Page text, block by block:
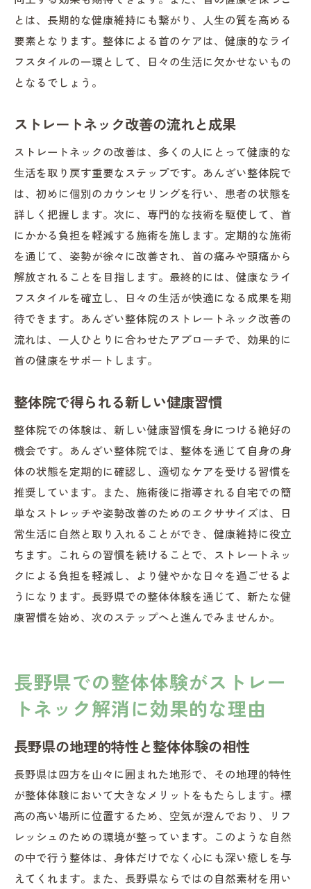
とは、長期的な健康維持にも繋がり、人生の質を高める
要素となります。整体による首のケアは、健康的なライ
フスタイルの一環として、日々の生活に欠かせないもの
となるでしょう。
ストレートネック改善の流れと成果
ストレートネックの改善は、多くの人にとって健康的な
生活を取り戻す重要なステップです。あんざい整体院で
は、初めに個別のカウンセリングを行い、患者の状態を
詳しく把握します。次に、専門的な技術を駆使して、首
にかかる負担を軽減する施術を施します。定期的な施術
を通じて、姿勢が徐々に改善され、首の痛みや頭痛から
解放されることを目指します。最終的には、健康なライ
フスタイルを確立し、日々の生活が快適になる成果を期
待できます。あんざい整体院のストレートネック改善の
流れは、一人ひとりに合わせたアプローチで、効果的に
首の健康をサポートします。
整体院で得られる新しい健康習慣
整体院での体験は、新しい健康習慣を身につける絶好の
機会です。あんざい整体院では、整体を通じて自身の身
体の状態を定期的に確認し、適切なケアを受ける習慣を
推奨しています。また、施術後に指導される自宅での簡
単なストレッチや姿勢改善のためのエクササイズは、日
常生活に自然と取り入れることができ、健康維持に役立
ちます。これらの習慣を続けることで、ストレートネッ
クによる負担を軽減し、より健やかな日々を過ごせるよ
うになります。長野県での整体体験を通じて、新たな健
康習慣を始め、次のステップへと進んでみませんか。
長野県での整体体験がストレー
トネック解消に効果的な理由
長野県の地理的特性と整体体験の相性
長野県は四方を山々に囲まれた地形で、その地理的特性
が整体体験において大きなメリットをもたらします。標
高の高い場所に位置するため、空気が澄んでおり、リフ
レッシュのための環境が整っています。このような自然
の中で行う整体は、身体だけでなく心にも深い癒しを与
えてくれます。また、長野県ならではの自然素材を用い